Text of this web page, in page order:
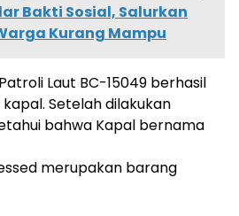
Bakti Sosial, Salurkan
Kurang Mampu
Laut BC-15049 berhasil
Setelah dilakukan
bahwa Kapal bernama
merupakan barang